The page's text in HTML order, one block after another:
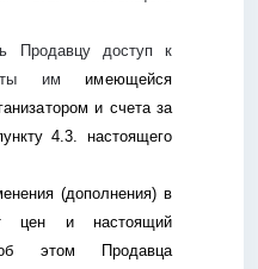
Продавцу доступ к
им имеющейся
и счета за
4.3. настоящего
(дополнения) в
цен и настоящий
этом Продавца